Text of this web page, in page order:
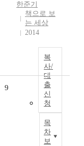
한준기
책으로 보
는 세상
2014
복
사/
대
출
신
청
목
차
보
9